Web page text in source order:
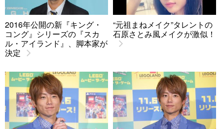
2016年公開の新『キング・
コング』シリーズの『スカ
ル・アイランド』、脚本家が
決定
“元祖まねメイク”タレントの
石原さとみ風メイクが激似！